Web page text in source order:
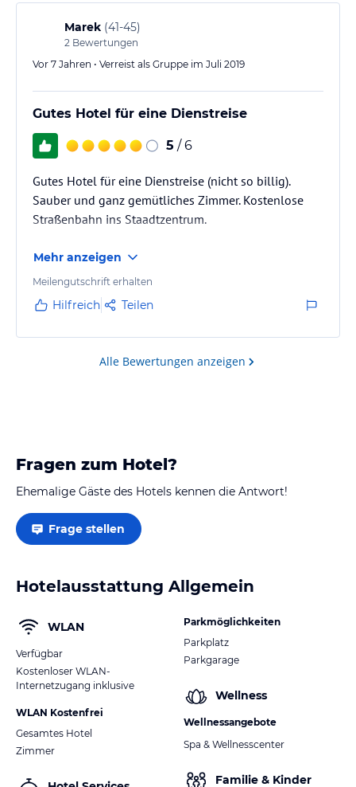
Marek (41-45)
2 Bewertungen
Vor 7 Jahren • Verreist als Gruppe im Juli 2019
Gutes Hotel für eine Dienstreise
5 / 6
Gutes Hotel für eine Dienstreise (nicht so billig).
Sauber und ganz gemütliches Zimmer. Kostenlose
Straßenbahn ins Staadtzentrum.
Mehr anzeigen
Meilengutschrift erhalten
Hilfreich Teilen
Alle Bewertungen anzeigen
Fragen zum Hotel?
Ehemalige Gäste des Hotels kennen die Antwort!
Frage stellen
Hotelausstattung Allgemein
WLAN
Verfügbar
Kostenloser WLAN-
Internetzugang inklusive
WLAN Kostenfrei
Gesamtes Hotel
Zimmer
Parkmöglichkeiten
Parkplatz
Parkgarage
Wellness
Wellnessangebote
Spa & Wellnesscenter
Familie & Kinder